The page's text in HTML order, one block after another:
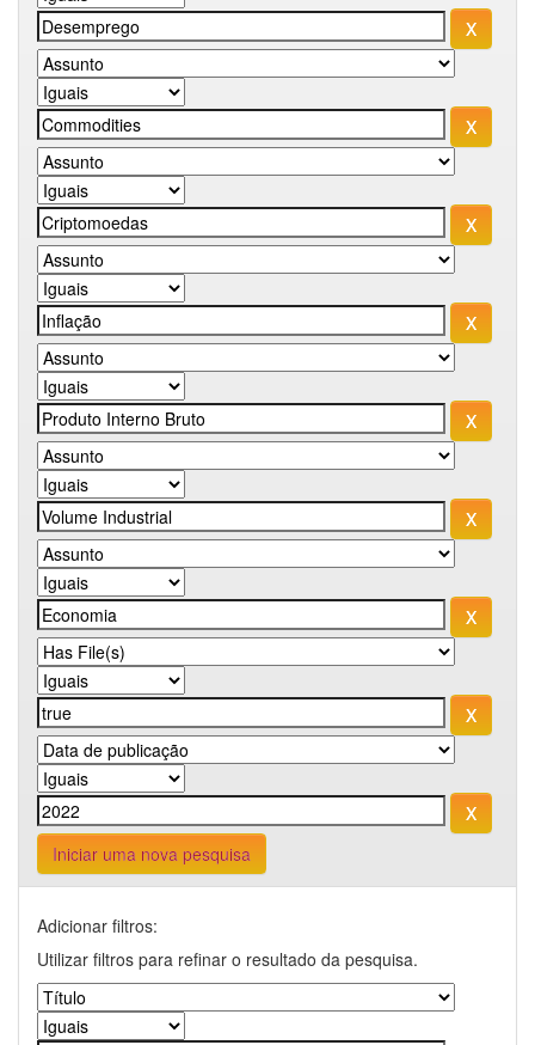
Iniciar uma nova pesquisa
Adicionar filtros:
Utilizar filtros para refinar o resultado da pesquisa.